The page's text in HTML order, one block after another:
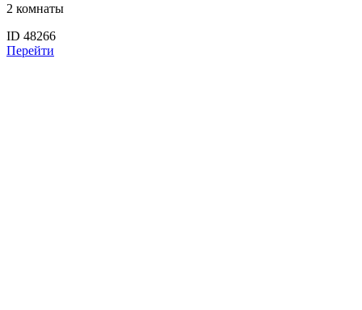
2 комнаты
ID 48266
Перейти